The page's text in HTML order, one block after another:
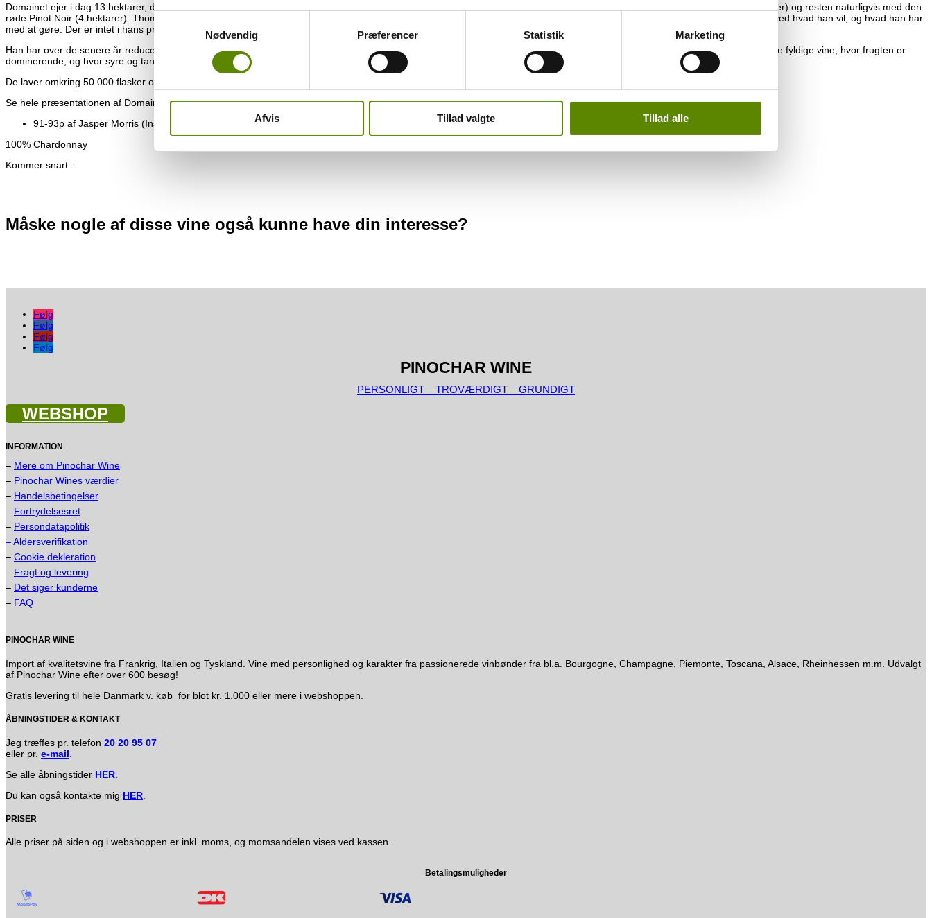
Samtykkevalg
Nødvendig
Præferencer Statistik Marketing
Afvis Tillad valgte Tillad alle
Domainet ejer i dag 13 hektarer, der er fordelt over 7 byer fra Beaune og sydpå ned til Maranges. Den overvejende del af deres marker er beplantet med Chardonnay (9 hektarer) og resten naturligvis med den
røde Pinot Noir (4 hektarer). Thomas Morey er særligt anerkendt for hans utrolig høje kvalitet af hans hvide vine, men hans røde vine viser tydeligt, at det er en ung mand, der ved hvad han vil, og hvad han har
med at gøre. Der er intet i hans produktion, der er overladt til tilfældigheder, og der er hele vejen igennem styr og struktur på, hvad der foretages.
Han har over de senere år reduceret brugen af nye fade – han vil lade frugten tale. Og hans vinen bærer tydeligt præg af at kun ca. 15% af hans fade er helt nye. Det giver nogle fyldige vine, hvor frugten er
dominerende, og hvor syre og tanniner er flot integreret i hans vine. De er forførende og velegnet til mad såvel som pre-dinner glas.
De laver omkring 50.000 flasker om året, og jeg er stolt af, at kunne præsentere dem i mit sortiment!
Se hele præsentationen af Domaine Thomas MoreyHER.
91-93p af Jasper Morris (Inside Burgundy) – Oktober 2021
100% Chardonnay
Kommer snart…
Måske nogle af disse vine også kunne have din interesse?
Følg
Følg
Følg
Følg
PINOCHAR WINE
PERSONLIGT – TROVÆRDIGT – GRUNDIGT
WEBSHOP
INFORMATION
– Mere om Pinochar Wine
– Pinochar Wines værdier
– Handelsbetingelser
– Fortrydelsesret
– Persondatapolitik
– Aldersverifikation
– Cookie dekleration
– Fragt og levering
– Det siger kunderne
– FAQ
PINOCHAR WINE
Import af kvalitetsvine fra Frankrig, Italien og Tyskland. Vine med personlighed og karakter fra passionerede vinbønder fra bl.a. Bourgogne, Champagne, Piemonte, Toscana, Alsace, Rheinhessen m.m. Udvalgt
af Pinochar Wine efter over 600 besøg!
Gratis levering til hele Danmark v. køb for blot kr. 1.000 eller mere i webshoppen.
ÅBNINGSTIDER & KONTAKT
Jeg træffes pr. telefon 20 20 95 07
eller pr. e-mail
Se alle åbningstider HER
Du kan også kontakte mig HER
PRISER
Alle priser på siden og i webshoppen er inkl. moms, og momsandelen vises ved kassen.
Betalingsmuligheder